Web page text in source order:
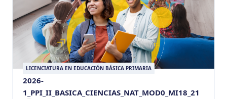
LICENCIATURA EN EDUCACIÓN BÁSICA PRIMARIA
2026-
1_PPI_II_BASICA_CIENCIAS_NAT_MOD0_MI18_21